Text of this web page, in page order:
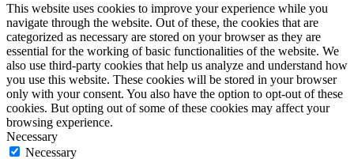
This website uses cookies to improve your experience while you
navigate through the website. Out of these, the cookies that are
categorized as necessary are stored on your browser as they are
essential for the working of basic functionalities of the website. We
also use third-party cookies that help us analyze and understand how
you use this website. These cookies will be stored in your browser
only with your consent. You also have the option to opt-out of these
cookies. But opting out of some of these cookies may affect your
browsing experience.
Necessary
Necessary